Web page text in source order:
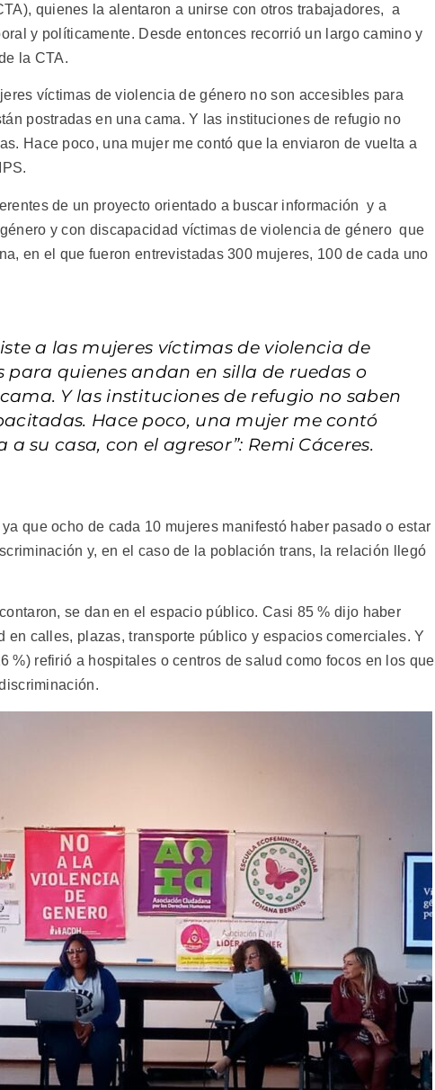
quienes la alentaron a unirse con otros trabajadores, a
y políticamente. Desde entonces recorrió un largo camino y
la CTA.
víctimas de violencia de género no son accesibles para
postradas en una cama. Y las instituciones de refugio no
Hace poco, una mujer me contó que la enviaron de vuelta a
de un proyecto orientado a buscar información y a
y con discapacidad víctimas de violencia de género que
en el que fueron entrevistadas 300 mujeres, 100 de cada uno
a las mujeres víctimas de violencia de
para quienes andan en silla de ruedas o
Y las instituciones de refugio no saben
Hace poco, una mujer me contó
su casa, con el agresor”: Remi Cáceres.
que ocho de cada 10 mujeres manifestó haber pasado o estar
y, en el caso de la población trans, la relación llegó
se dan en el espacio público. Casi 85 % dijo haber
en calles, plazas, transporte público y espacios comerciales. Y
%) refirió a hospitales o centros de salud como focos en los que